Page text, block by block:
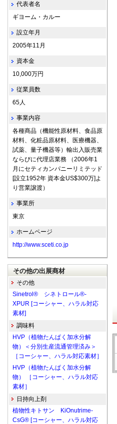
代表者名
ギヨーム・カルー
設立年月
2005年11月
資本金
10,000万円
従業員数
65人
事業内容
各種商品（機能性原材料、食品原
材料、化粧品原材料、医療機器、
試薬、量子機器等）輸出入販売業
ならびに代理店業務 （2006年1
月にセティカンパニーリミテッド
[設立1952年 資本金US$300万]よ
り営業譲渡）
事業所
東京
ホームページ
http://www.sceti.co.jp
その他の出展商材
その他
Sinetrol® シネトロール®-
XPUR [コーシャー、ハラル対応
素材]
調味料
HVP（植物たんぱく加水分解
物）＜分別生産流通管理済み＞
［コーシャー、ハラル対応素材］
HVP（植物たんぱく加水分解
物） ［コーシャー、ハラル対応
素材］
日持向上剤
植物性キトサン KiOnutrime-
CsG® [コーシャー、ハラル対応